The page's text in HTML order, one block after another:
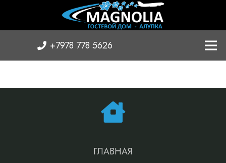
+7978 778 5626
ГЛАВНАЯ